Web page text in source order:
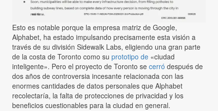
Esto es notable porque la empresa matriz de Google,
Alphabet, ha estado impulsando precisamente esta visión a
través de su división Sidewalk Labs, eligiendo una gran parte
de la costa de Toronto como su prototipo de «ciudad
inteligente». Pero el proyecto de Toronto se cerró después de
dos años de controversia incesante relacionada con las
enormes cantidades de datos personales que Alphabet
recolectaría, la falta de protecciones de privacidad y los
beneficios cuestionables para la ciudad en general.